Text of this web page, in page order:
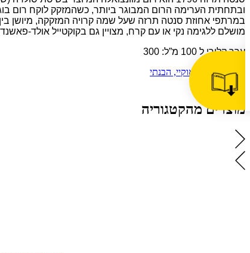
ובתחתית הערימה הרום המבוגר ביותר, כשהמזקק לוקח רום
במרתפי אחוזת סנטה תרזה שעל שמה קרויה המזקקה, מיושן בין חמש ל -35 שנים, וכתוצאה מכך מתקבל משקה
מושלם ללגימה נקי או עם קרח, מצויין גם בקוקטייל אולד-
ערך קלורי ל 100 מ”ל: 300
המשך קריאה
אוקיי, הבנתי
שיתוף
מוצרים מהקטגוריה